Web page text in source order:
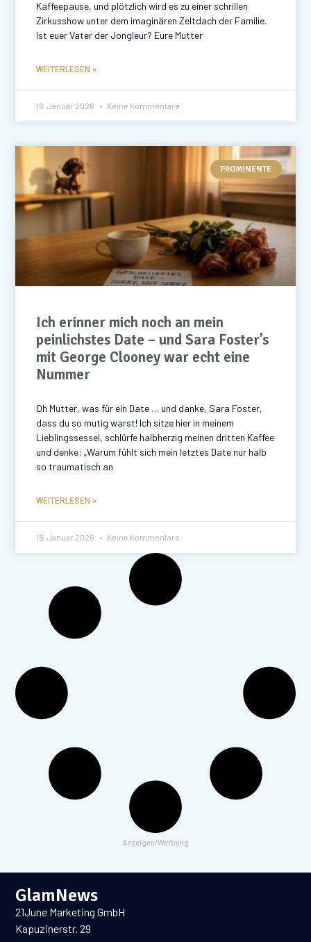
Kaffeepause, und plötzlich wird es zu einer schrillen
Zirkusshow unter dem imaginären Zeltdach der Familie.
Ist euer Vater der Jongleur? Eure Mutter
WEITERLESEN »
18. Januar 2026 Keine Kommentare
PROMINENTE
Ich erinner mich noch an mein
peinlichstes Date – und Sara Foster’s
mit George Clooney war echt eine
Nummer
Oh Mutter, was für ein Date … und danke, Sara Foster,
dass du so mutig warst! Ich sitze hier in meinem
Lieblingssessel, schlürfe halbherzig meinen dritten Kaffee
und denke: „Warum fühlt sich mein letztes Date nur halb
so traumatisch an
WEITERLESEN »
18. Januar 2026 Keine Kommentare
Anzeigen/Werbung
GlamNews
21June Marketing GmbH
Kapuzinerstr. 29